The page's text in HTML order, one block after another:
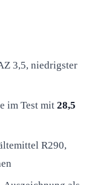
3,5, niedrigster
im Test mit 28,5
R290,